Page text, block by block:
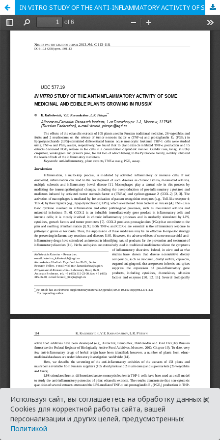
IN VITRO STUDY OF THE ANTI-INFLAMMATORY ACTIVITY OF SOME MEDICINAL AND EDIBLE PLANTS GROWING IN RUSSIA
Используя сайт, вы соглашаетесь на обработку данных в
Cookies для корректной работы сайта, вашей
персонализации и других целей, предусмотренных
Политикой
×